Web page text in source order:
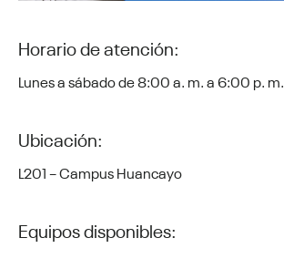
Horario de atención:
Lunes a sábado de 8:00 a. m. a 6:00 p. m.
Ubicación:
L201 – Campus Huancayo
Equipos disponibles: